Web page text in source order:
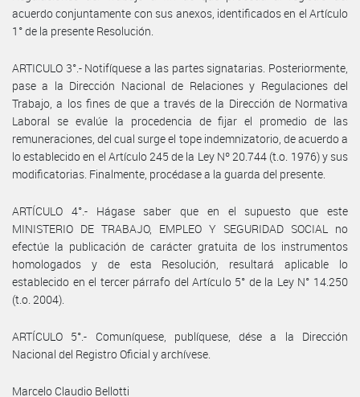
acuerdo conjuntamente con sus anexos, identificados en el Artículo
1° de la presente Resolución.
ARTICULO 3°.- Notifíquese a las partes signatarias. Posteriormente,
pase a la Dirección Nacional de Relaciones y Regulaciones del
Trabajo, a los fines de que a través de la Dirección de Normativa
Laboral se evalúe la procedencia de fijar el promedio de las
remuneraciones, del cual surge el tope indemnizatorio, de acuerdo a
lo establecido en el Artículo 245 de la Ley Nº 20.744 (t.o. 1976) y sus
modificatorias. Finalmente, procédase a la guarda del presente.
ARTÍCULO 4°.- Hágase saber que en el supuesto que este
MINISTERIO DE TRABAJO, EMPLEO Y SEGURIDAD SOCIAL no
efectúe la publicación de carácter gratuita de los instrumentos
homologados y de esta Resolución, resultará aplicable lo
establecido en el tercer párrafo del Artículo 5° de la Ley N° 14.250
(t.o. 2004).
ARTÍCULO 5°.- Comuníquese, publíquese, dése a la Dirección
Nacional del Registro Oficial y archívese.
Marcelo Claudio Bellotti